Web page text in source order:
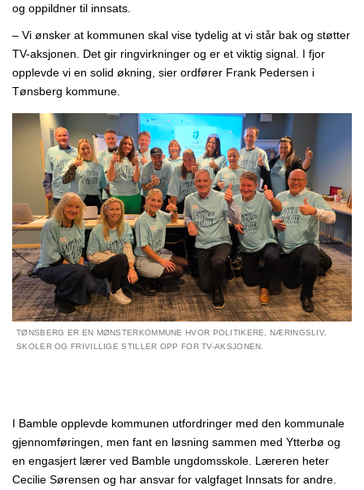
og oppildner til innsats.
– Vi ønsker at kommunen skal vise tydelig at vi står bak og støtter
TV-aksjonen. Det gir ringvirkninger og er et viktig signal. I fjor
opplevde vi en solid økning, sier ordfører Frank Pedersen i
Tønsberg kommune.
TØNSBERG ER EN MØNSTERKOMMUNE HVOR POLITIKERE, NÆRINGSLIV,
SKOLER OG FRIVILLIGE STILLER OPP FOR TV-AKSJONEN.
I Bamble opplevde kommunen utfordringer med den kommunale
gjennomføringen, men fant en løsning sammen med Ytterbø og
en engasjert lærer ved Bamble ungdomsskole. Læreren heter
Cecilie Sørensen og har ansvar for valgfaget Innsats for andre.